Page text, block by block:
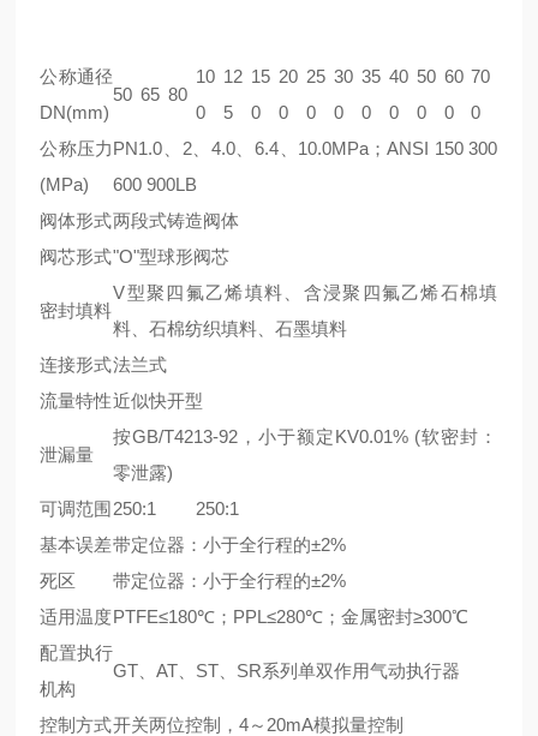
公称通径
DN(mm)
50 65 80
10
0
12
5
15
0
20
0
25
0
30
0
35
0
40
0
50
0
60
0
70
0
公称压力
(MPa)
PN1.0、2、4.0、6.4、10.0MPa；ANSI 150 300
600 900LB
阀体形式两段式铸造阀体
阀芯形式"O"型球形阀芯
密封填料
V型聚四氟乙烯填料、含浸聚四氟乙烯石棉填
料、石棉纺织填料、石墨填料
连接形式法兰式
流量特性近似快开型
泄漏量
按GB/T4213-92，小于额定KV0.01% (软密封：
零泄露)
可调范围 250:1
250:1
基本误差带定位器：小于全行程的±2%
死区
带定位器：小于全行程的±2%
适用温度PTFE≤180℃；PPL≤280℃；金属密封≥300℃
配置执行
机构
GT、AT、ST、SR系列单双作用气动执行器
控制方式开关两位控制，4～20mA模拟量控制